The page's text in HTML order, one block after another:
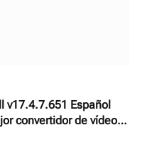
v17.4.7.651 Español
convertidor de vídeos